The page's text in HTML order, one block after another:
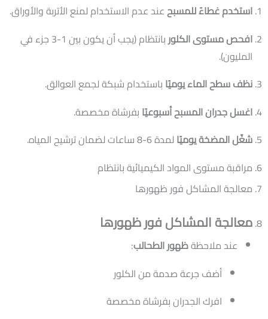
استخدم غطاءً للمسبحعند عدم الاستخدام لمنع الأتربة والأوراق.
افحص مستوى الكلور
بانتظام (يجب أن يكون بين 1-3 جزء في
المليون).
نظف سطح الماء يوميًا باستخدام شبكة لجمع العوالق.
اغسل جدران المسبح أسبوعيًا بفرشاة مخصصة.
شغّل المضخة يوميًالمدة 6-8 ساعات لضمان ترشيح المياه.
مراقبة مستوى المواد الكيميائية بانتظام
معالجة المشاكل فور ظهورها
معالجة المشاكل فور ظهورها
عند ملاحظةظهور الطحالب:
أضف جرعة صدمة من الكلور
افرك الجدران بفرشاة مخصصة